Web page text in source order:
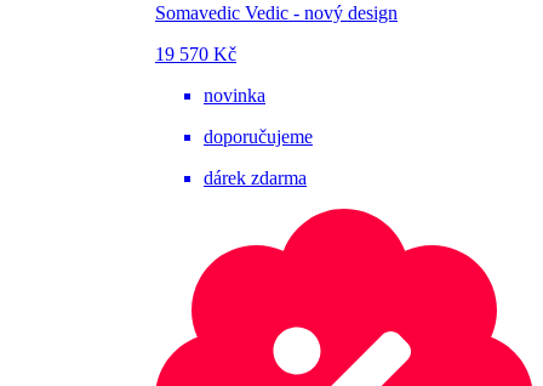
Somavedic Vedic - nový design
19 570 Kč
novinka
doporučujeme
dárek zdarma